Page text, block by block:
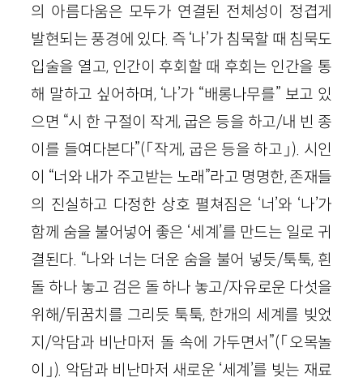
의 아름다움은 모두가 연결된 전체성이 정겹게
발현되는 풍경에 있다. 즉 ‘나’가 침묵할 때 침묵도
입술을 열고, 인간이 후회할 때 후회는 인간을 통
해 말하고 싶어하며, ‘나’가 “배롱나무를” 보고 있
으면 “시 한 구절이 작게, 굽은 등을 하고/내 빈 종
이를 들여다본다”(「작게, 굽은 등을 하고」). 시인
이 “너와 내가 주고받는 노래”라고 명명한, 존재들
의 진실하고 다정한 상호 펼쳐짐은 ‘너’와 ‘나’가
함께 숨을 불어넣어 좋은 ‘세계’를 만드는 일로 귀
결된다. “나와 너는 더운 숨을 불어 넣듯/툭툭, 흰
돌 하나 놓고 검은 돌 하나 놓고/자유로운 다섯을
위해/뒤꿈치를 그리듯 툭툭, 한개의 세계를 빚었
지/악담과 비난마저 돌 속에 가두면서”(「오목놀
이」). 악담과 비난마저 새로운 ‘세계’를 빚는 재료